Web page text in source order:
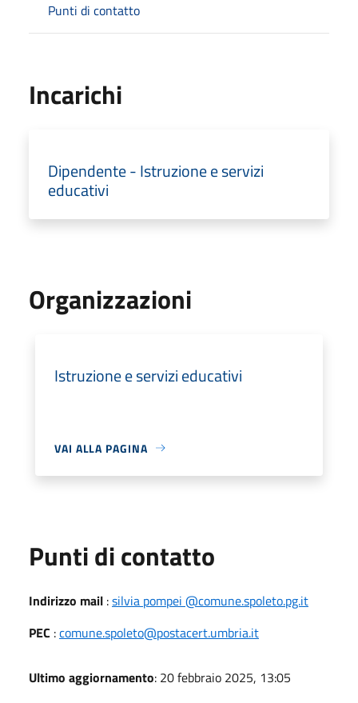
Punti di contatto
Incarichi
Dipendente - Istruzione e servizi
educativi
Organizzazioni
Istruzione e servizi educativi
VAI ALLA PAGINA
Punti di contatto
Indirizzo mail :silvia pompei @comune.spoleto.pg.it
PEC :comune.spoleto@postacert.umbria.it
Ultimo aggiornamento: 20 febbraio 2025, 13:05